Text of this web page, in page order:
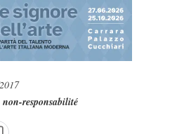
non-responsabilité